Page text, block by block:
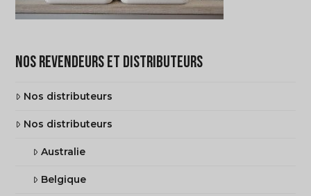
NOS REVENDEURS ET DISTRIBUTEURS
Nos distributeurs
Nos distributeurs
Australie
Belgique